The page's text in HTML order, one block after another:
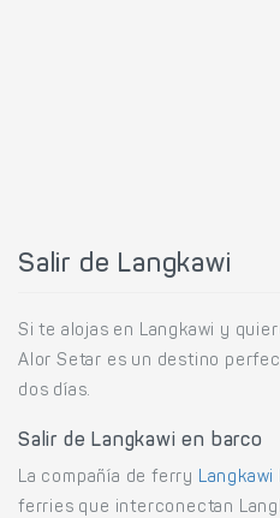
Salir de Langkawi
Si te alojas en Langkawi y
Alor Setar es un destino
dos días.
Salir de Langkawi en barco
La compañía de ferry Langkawi
ferries que interconectan